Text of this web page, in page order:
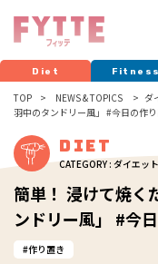
Diet Fitness
TOP NEWS & TOPICS ダ
羽中のタンドリー風」 #今日の作
Diet
CATEGORY : ダイエッ
簡単！ 浸けて焼く
ンドリー風」 #今
作り置き